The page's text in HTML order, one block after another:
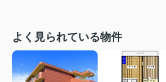
よく見られている物件